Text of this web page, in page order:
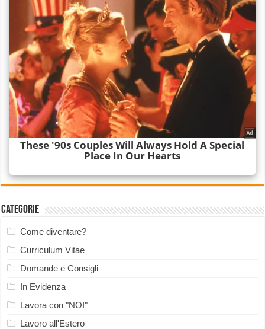
Categorie
Come diventare?
Curriculum Vitae
Domande e Consigli
In Evidenza
Lavora con "NOI"
Lavoro all'Estero